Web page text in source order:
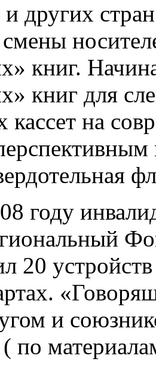
других
книг.
книг для
кассет на
году
20
и
( по